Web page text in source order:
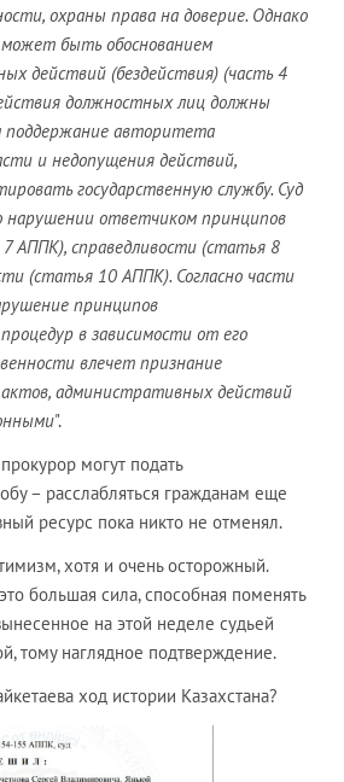
охраны права на доверие. Однако
быть обоснованием
действий (бездействия) (часть 4
должностных лиц должны
поддержание авторитета
и недопущения действий,
государственную службу. Суд
нарушении ответчиком принципов
АППК), справедливости (статья 8
(статья 10 АППК). Согласно части
принципов
в зависимости от его
влечет признание
административных действий
".
могут подать
– расслабляться гражданам еще
ресурс пока никто не отменял.
хотя и очень осторожный.
большая сила, способная поменять
на этой неделе судьей
тому наглядное подтверждение.
ход истории Казахстана?